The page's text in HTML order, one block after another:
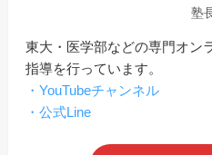
塾
東大・医学部などの専門オン
指導を行っています。
・YouTubeチャンネル
・公式Line